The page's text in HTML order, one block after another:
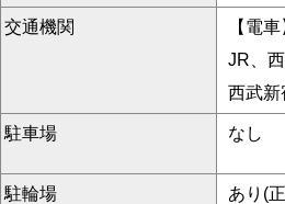
交通機関
【電車
JR、
西武新
駐車場 なし
駐輪場
あり(